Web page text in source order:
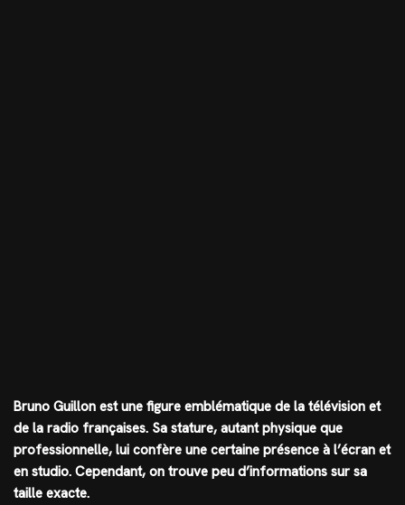
Bruno Guillon est une figure emblématique de la télévision et
de la radio françaises. Sa stature, autant physique que
professionnelle, lui confère une certaine présence à l’écran et
en studio. Cependant, on trouve peu d’informations sur sa
taille exacte.